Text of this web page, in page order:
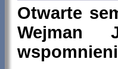
Otwarte
Wejman